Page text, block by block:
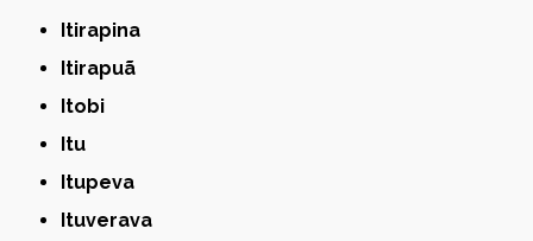
Itirapina
Itirapuã
Itobi
Itu
Itupeva
Ituverava